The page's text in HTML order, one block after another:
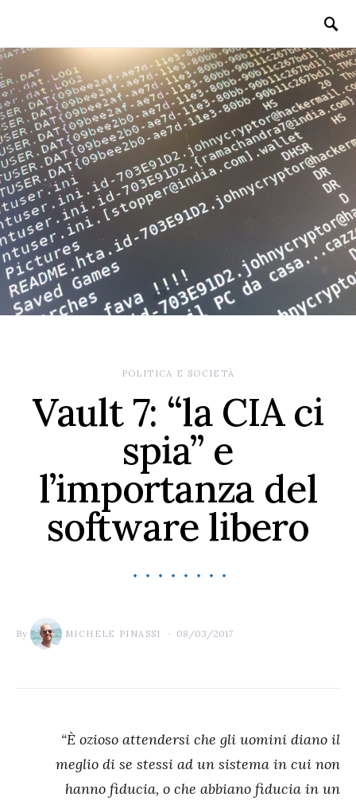
POLITICA E SOCIETÀ
Vault 7: “la CIA ci
spia” e
l’importanza del
software libero
By MICHELE PINASSI 08/03/2017
“È ozioso attendersi che gli uomini diano il
meglio di se stessi ad un sistema in cui non
hanno fiducia, o che abbiano fiducia in un